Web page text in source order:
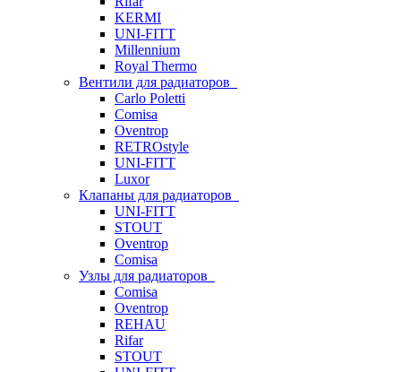
KERMI
UNI-FITT
Millennium
Royal Thermo
Вентили для радиаторов
Carlo Poletti
Comisa
Oventrop
RETROstyle
UNI-FITT
Luxor
Клапаны для радиаторов
UNI-FITT
STOUT
Oventrop
Comisa
Узлы для радиаторов
Comisa
Oventrop
REHAU
Rifar
STOUT